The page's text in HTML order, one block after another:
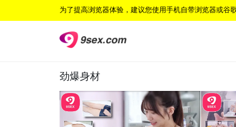
为了提高浏览器体验，建议您使用手机自带浏览器或谷
劲爆身材